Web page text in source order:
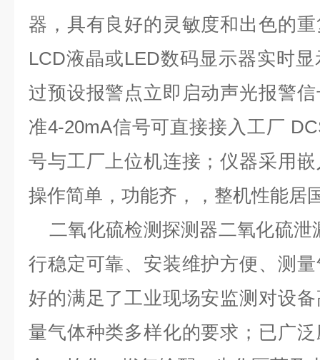
器，具有良好的灵敏度和出色的
LCD液晶或LED数码显示器实时
过预设报警点立即启动声光报警
准4-20mA信号可直接接入工厂
号与工厂上位机连接；仪器采用
操作简单，功能齐，，整机性能居
二氧化硫检测探测器二氧化硫泄
行稳定可靠、安装维护方便、测
好的满足了工业现场安监测对设
量气体种类多样化的要求；已广